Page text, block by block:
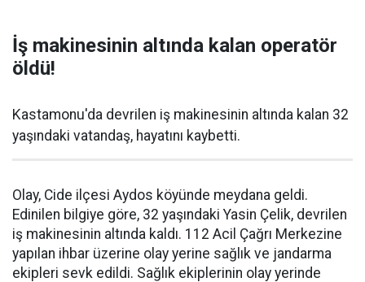
İş makinesinin altında kalan operatör
öldü!
Kastamonu'da devrilen iş makinesinin altında kalan 32
yaşındaki vatandaş, hayatını kaybetti.
Olay, Cide ilçesi Aydos köyünde meydana geldi.
Edinilen bilgiye göre, 32 yaşındaki Yasin Çelik, devrilen
iş makinesinin altında kaldı. 112 Acil Çağrı Merkezine
yapılan ihbar üzerine olay yerine sağlık ve jandarma
ekipleri sevk edildi. Sağlık ekiplerinin olay yerinde